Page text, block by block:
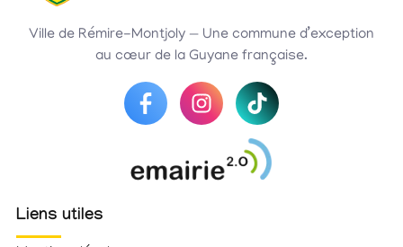
Ville de Rémire-Montjoly — Une commune d’exception
au cœur de la Guyane française.
Liens utiles